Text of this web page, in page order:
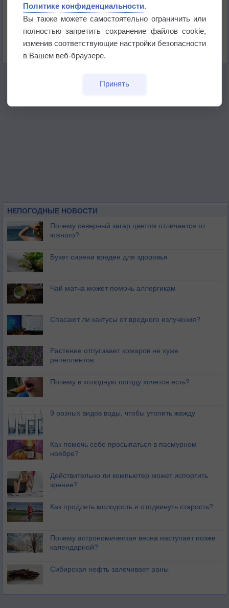
Европейские столицы бьют рекорды жары
не выпадал дождь
НЕПОГОДНЫЕ НОВОСТИ
Почему северный загар цветом отличается от
южного?
Букет сирени вреден для здоровья
Чай матча может помочь аллергикам
Спасают ли кактусы от вредного излучения?
Растение отпугивает комаров не хуже
репеллентов
Почему в холодную погоду хочется есть?
9 разных видов воды, чтобы утолить жажду
Как помочь себе просыпаться в пасмурном
ноябре?
Действительно ли компьютер может испортить
зрение?
Как продлить молодость и отодвинуть старость?
Почему астрономическая весна наступает позже
календарной?
Сибирская нефть залечивает раны
Политике конфиденциальности.
Вы также можете самостоятельно ограничить или
полностью запретить сохранение файлов cookie,
изменив соответствующие настройки безопасности
в Вашем веб-браузере.
Принять